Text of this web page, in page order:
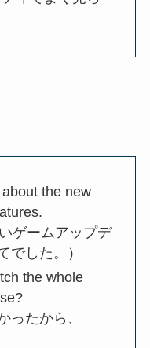
the new
ゲームアップデ
でした。）
the whole
ったから、